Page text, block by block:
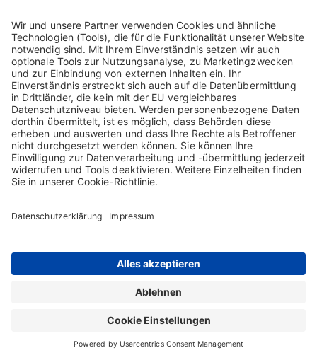
Google-Profil eingeloggt sind, kann Google dieses Ereignis zudem
mit Ihrem Google-Profil verknüpfen. Wenn Sie die Zuordnung zu
Ihrem Google-Profil nicht wünschen, ist es erforderlich, dass Sie
sich vor dem Aufruf unserer Kontakt-Seite bei Google ausloggen.
Google speichert Ihre Daten und nutzt sie für Zwecke der
Werbung, Marktforschung und personalisierten Darstellung von
Google Maps.
Nähere Informationen hierzu finden Sie in der
Datenschutzerklärung von Google und den Zusätzlichen
Nutzungsbedingungen für Google Maps.
ONLINE-MEETINGS VIA „TEAMS“
Wir verwenden „Teams“, um Online-Meetings, Telefonkonferenzen
Microsoft Ireland Operations Limited, South County Business Park,
Leopardstown, Dublin 18, Irland („Microsoft“), die als Desktop-,
Web- und Mobile-App zur Verfügung steht.
Microsoft Teams ist Teil der Cloud-Anwendung Office 365, für